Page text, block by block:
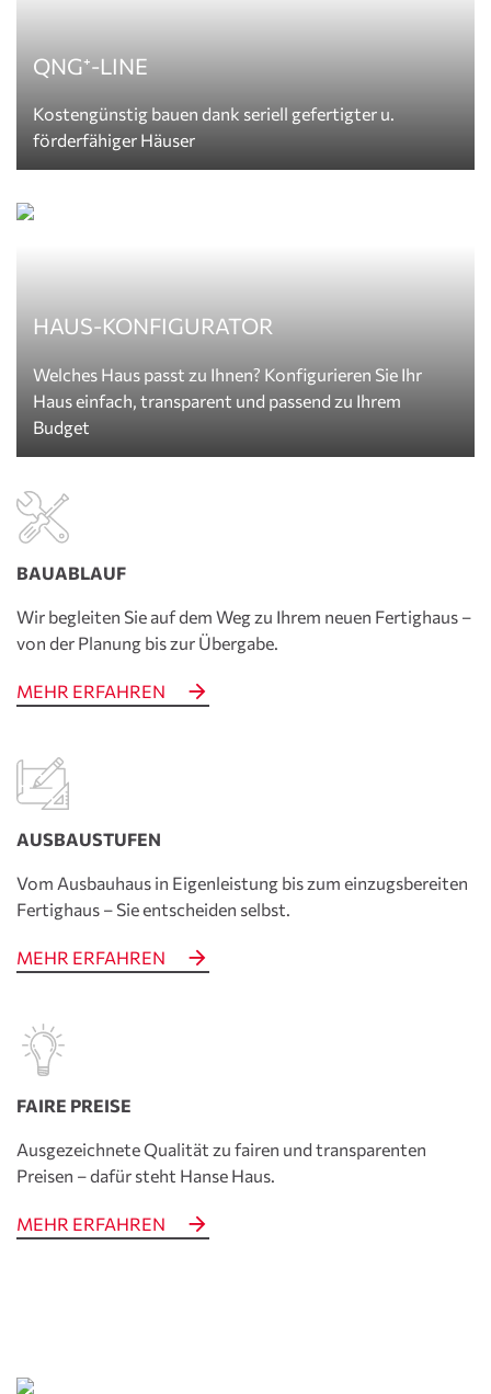
QNG⁺-LINE
Kostengünstig bauen dank seriell gefertigter u.
förderfähiger Häuser
HAUS-KONFIGURATOR
Welches Haus passt zu Ihnen? Konfigurieren Sie Ihr
Haus einfach, transparent und passend zu Ihrem
Budget
BAUABLAUF
Wir begleiten Sie auf dem Weg zu Ihrem neuen Fertig­haus –
von der Planung bis zur Übergabe.
MEHR ERFAHREN
AUSBAUSTUFEN
Vom Ausbauhaus in Eigenleistung bis zum einzugs­bereiten
Fertighaus – Sie entscheiden selbst.
MEHR ERFAHREN
FAIRE PREISE
Ausgezeichnete Qualität zu fairen und transparenten
Preisen – dafür steht Hanse Haus.
MEHR ERFAHREN